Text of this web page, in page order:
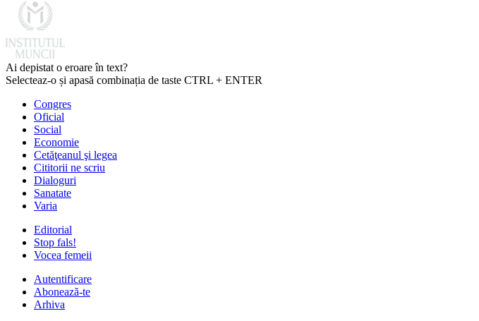
Ai depistat o eroare în text?
Selecteaz-o și apasă combinația de taste CTRL + ENTER
Congres
Oficial
Social
Economie
Cetăţeanul şi legea
Cititorii ne scriu
Dialoguri
Sanatate
Varia
Editorial
Stop fals!
Vocea femeii
Autentificare
Abonează-te
Arhiva